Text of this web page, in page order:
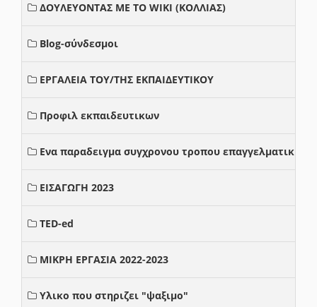
ΔΟΥΛΕΥΟΝΤΑΣ ΜΕ ΤΟ WIKI (ΚΟΛΛΙΑΣ)
Blog-σύνδεσμοι
ΕΡΓΑΛΕΙΑ ΤΟΥ/ΤΗΣ ΕΚΠΑΙΔΕΥΤΙΚΟΥ
Προφιλ εκπαιδευτικων
Ενα παραδειγμα συγχρονου τροπου επαγγελματικης
ΕΙΣΑΓΩΓΗ 2023
TED-ed
ΜΙΚΡΗ ΕΡΓΑΣΙΑ 2022-2023
Υλικο που στηριζει "ψαξιμο"